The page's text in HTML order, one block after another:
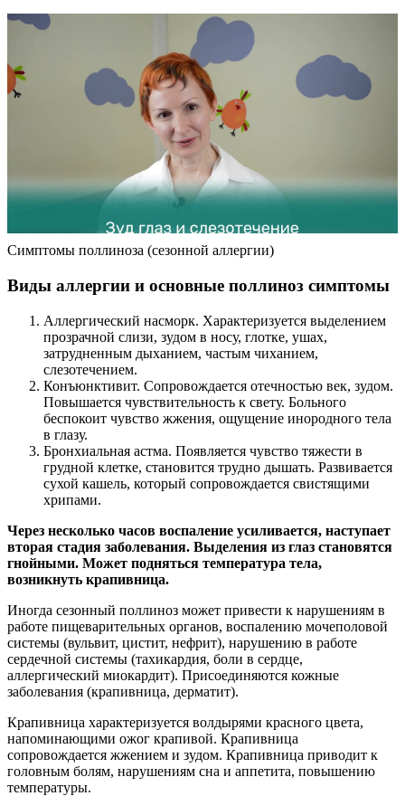
Симптомы поллиноза (сезонной аллергии)
Виды аллергии и основные поллиноз симптомы
Аллергический насморк. Характеризуется выделением
прозрачной слизи, зудом в носу, глотке, ушах,
затрудненным дыханием, частым чиханием,
слезотечением.
Конъюнктивит. Сопровождается отечностью век, зудом.
Повышается чувствительность к свету. Больного
беспокоит чувство жжения, ощущение инородного тела
в глазу.
Бронхиальная астма. Появляется чувство тяжести в
грудной клетке, становится трудно дышать. Развивается
сухой кашель, который сопровождается свистящими
хрипами.
Через несколько часов воспаление усиливается, наступает
вторая стадия заболевания. Выделения из глаз становятся
гнойными. Может подняться температура тела,
возникнуть крапивница.
Иногда сезонный поллиноз может привести к нарушениям в
работе пищеварительных органов, воспалению мочеполовой
системы (вульвит, цистит, нефрит), нарушению в работе
сердечной системы (тахикардия, боли в сердце,
аллергический миокардит). Присоединяются кожные
заболевания (крапивница, дерматит).
Крапивница характеризуется волдырями красного цвета,
напоминающими ожог крапивой. Крапивница
сопровождается жжением и зудом. Крапивница приводит к
головным болям, нарушениям сна и аппетита, повышению
температуры.